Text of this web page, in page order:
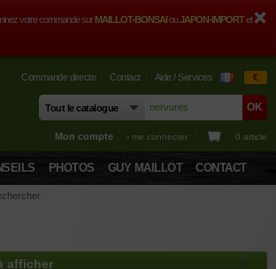
votre commande surMAILLOT-BONSAIouJAPON-IMPORTet
Commande directe Contact Aide / Services €
Mon compte › me connecter 0 article
PHOTOS GUY MAILLOT CONTACT